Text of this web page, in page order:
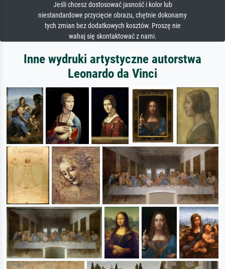
Jeśli chcesz dostosować jasność i kolor lub
niestandardowe przycięcie obrazu, chętnie dokonamy
tych zmian bez dodatkowych kosztów. Proszę nie
wahaj się skontaktować z nami.
Inne wydruki artystyczne autorstwa
Leonardo da Vinci